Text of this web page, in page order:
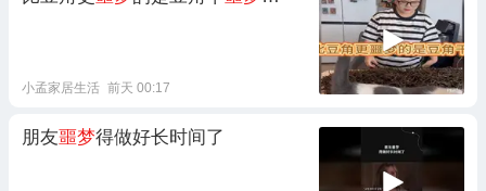
小孟家居生活 前天 00:17
朋友噩梦得做好长时间了